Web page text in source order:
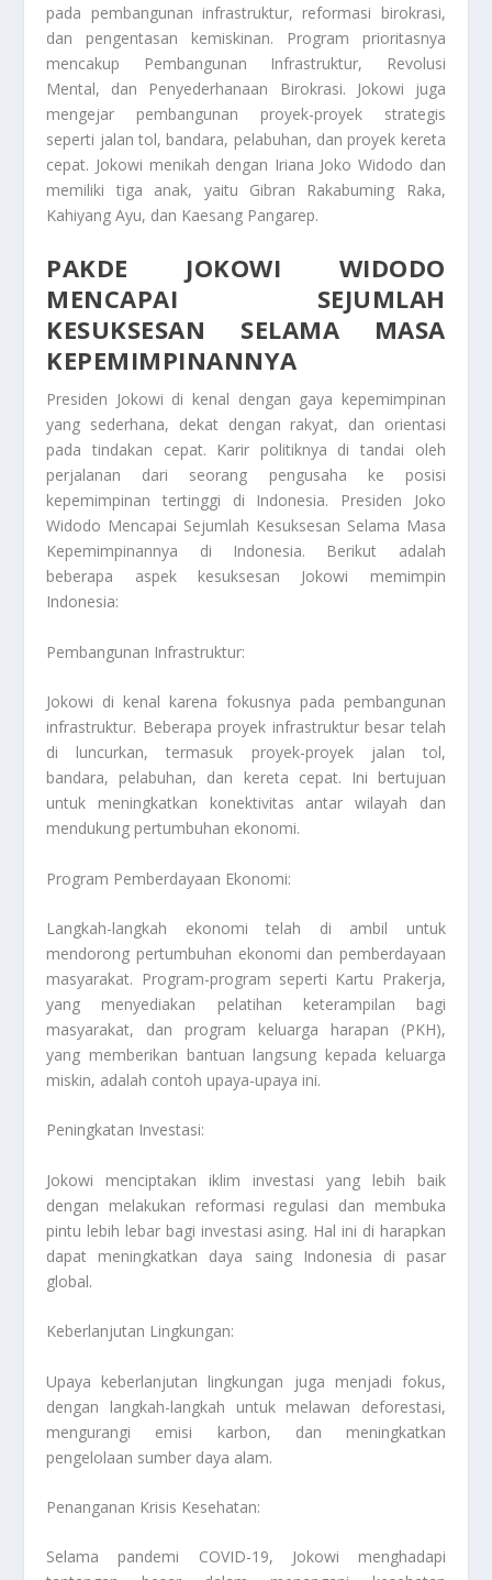
pada pembangunan infrastruktur, reformasi birokrasi,
dan pengentasan kemiskinan. Program prioritasnya
mencakup Pembangunan Infrastruktur, Revolusi
Mental, dan Penyederhanaan Birokrasi. Jokowi juga
mengejar pembangunan proyek-proyek strategis
seperti jalan tol, bandara, pelabuhan, dan proyek kereta
cepat. Jokowi menikah dengan Iriana Joko Widodo dan
memiliki tiga anak, yaitu Gibran Rakabuming Raka,
Kahiyang Ayu, dan Kaesang Pangarep.
PAKDE JOKOWI WIDODO
MENCAPAI SEJUMLAH
KESUKSESAN SELAMA MASA
KEPEMIMPINANNYA
Presiden Jokowi di kenal dengan gaya kepemimpinan
yang sederhana, dekat dengan rakyat, dan orientasi
pada tindakan cepat. Karir politiknya di tandai oleh
perjalanan dari seorang pengusaha ke posisi
kepemimpinan tertinggi di Indonesia.
Presiden Joko
Widodo Mencapai Sejumlah Kesuksesan Selama Masa
Kepemimpinannya di Indonesia. Berikut adalah
beberapa aspek kesuksesan Jokowi memimpin
Indonesia:
Pembangunan Infrastruktur:
Jokowi di kenal karena fokusnya pada pembangunan
infrastruktur. Beberapa proyek infrastruktur besar telah
di luncurkan, termasuk proyek-proyek jalan tol,
bandara, pelabuhan, dan kereta cepat. Ini bertujuan
untuk meningkatkan konektivitas antar wilayah dan
mendukung pertumbuhan ekonomi.
Program Pemberdayaan Ekonomi:
Langkah-langkah ekonomi telah di ambil untuk
mendorong pertumbuhan ekonomi dan pemberdayaan
masyarakat. Program-program seperti Kartu Prakerja,
yang menyediakan pelatihan keterampilan bagi
masyarakat, dan program keluarga harapan (PKH),
yang memberikan bantuan langsung kepada keluarga
miskin, adalah contoh upaya-upaya ini.
Peningkatan Investasi:
Jokowi menciptakan iklim investasi yang lebih baik
dengan melakukan reformasi regulasi dan membuka
pintu lebih lebar bagi investasi asing. Hal ini di harapkan
dapat meningkatkan daya saing Indonesia di pasar
global.
Keberlanjutan Lingkungan:
Upaya keberlanjutan lingkungan juga menjadi fokus,
dengan langkah-langkah untuk melawan deforestasi,
mengurangi emisi karbon, dan meningkatkan
pengelolaan sumber daya alam.
Penanganan Krisis Kesehatan:
Selama pandemi COVID-19, Jokowi menghadapi